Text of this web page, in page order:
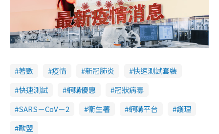
著數 疫情 新冠肺炎
快速測試套裝
快速測試
網購優惠
冠狀病毒
SARS－CoV－2
衞生署 網購平台
護理
歐盟